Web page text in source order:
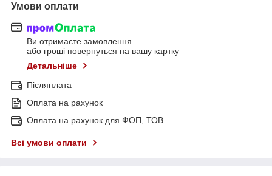
Умови оплати
Ви отримаєте замовлення
або гроші повернуться на вашу картку
Детальніше
Післяплата
Оплата на рахунок
Оплата на рахунок для ФОП, ТОВ
Всі умови оплати